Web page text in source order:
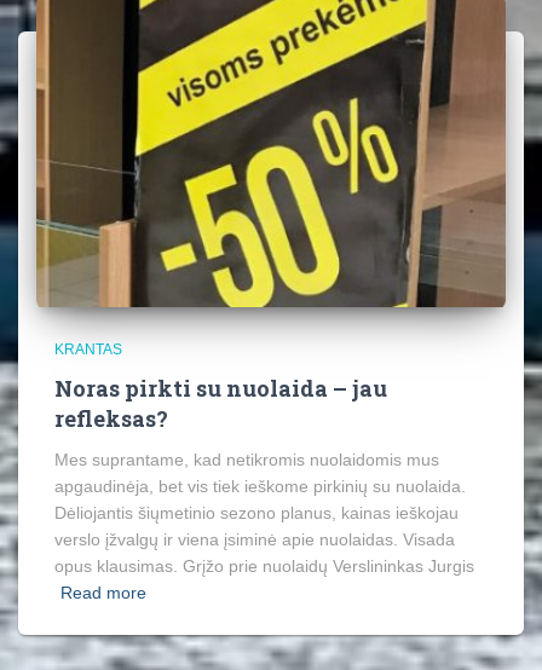
KRANTAS
Noras pirkti su nuolaida – jau
refleksas?
Mes suprantame, kad netikromis nuolaidomis mus
apgaudinėja, bet vis tiek ieškome pirkinių su nuolaida.
Dėliojantis šiųmetinio sezono planus, kainas ieškojau
verslo įžvalgų ir viena įsiminė apie nuolaidas. Visada
opus klausimas. Grįžo prie nuolaidų Verslininkas Jurgis
Read more